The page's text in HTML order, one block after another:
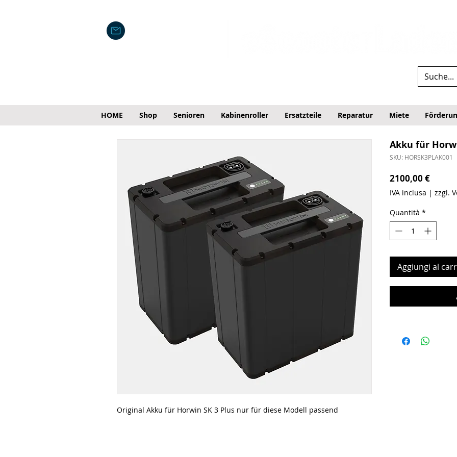
HOME Shop Senioren Kabinenroller Ersatzteile Reparatur Miete
Original Akku für Horwin SK 3 Plus nur für diese Modell passend
Akku für
SKU: HORSK3PLAK001
2100,00 €Prezzo
IVA inclusa | zzgl.
Quantità *
Aggiungi al